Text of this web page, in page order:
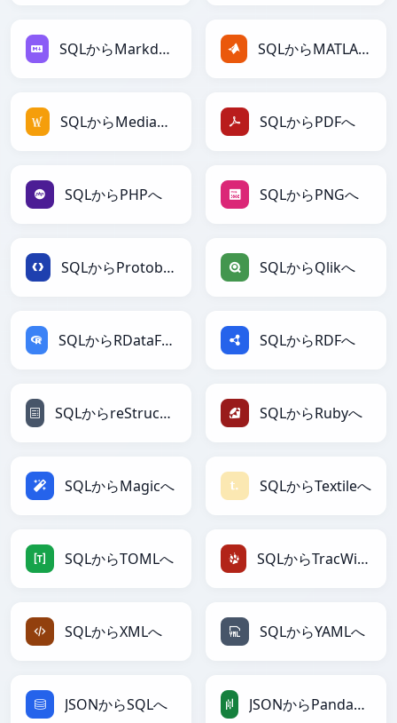
SQLからMarkdownへ SQLからMATLABへ
SQLからMediaWikiへ SQLからPDFへ
SQLからPHPへ SQLからPNGへ
SQLからProtobufへ SQLからQlikへ
SQLからRDataFrameへ SQLからRDFへ
SQLからreStructuredTextへ SQLからRubyへ
SQLからMagicへ SQLからTextileへ
SQLからTOMLへ SQLからTracWikiへ
SQLからXMLへ SQLからYAMLへ
JSONからSQLへ JSONからPandasDataFrameへ